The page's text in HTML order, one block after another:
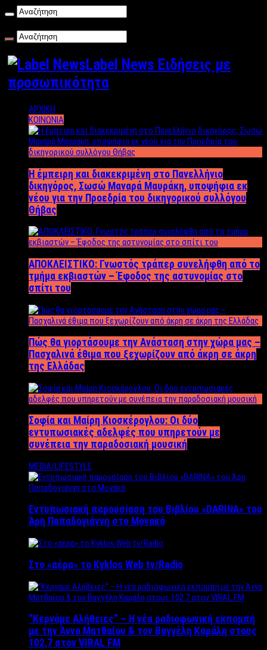
Label News Ειδήσεις με
προσωπικότητα
ΑΡΧΙΚΗ
ΚΟΙΝΩΝΙΑ
Η έμπειρη και διακεκριμένη στο Πανελλήνιο
δικηγόρος, Σωσώ Μαναρά Μαυράκη, υποψήφια εκ
νέου για την Προεδρία του δικηγορικού συλλόγου
Θήβας
ΑΠΟΚΛΕΙΣΤΙΚΟ: Γνωστός τράπερ συνελήφθη από το
τμήμα εκβιαστών – Έφοδος της αστυνομίας στο
σπίτι του
Πώς θα γιορτάσουμε την Ανάσταση στην χώρα μας –
Πασχαλινά έθιμα που ξεχωρίζουν από άκρη σε άκρη
της Ελλάδας
Σοφία και Μαίρη Κιοσκέρογλου: Οι δύο
εντυπωσιακές αδελφές που υπηρετούν με
συνέπεια την παραδοσιακή μουσική
MEDIA/LIFESTYLE
Εντυπωσιακή παρουσίαση του Βιβλίου «DARINA» του
Άρη Παπαδογιάννη στο Μονακό
Στο «αέρα» το Kyklos Web tv/Radio
“Kερνάμε Αλήθειες” – Η νέα ραδιοφωνική εκπομπή
με την Άννα Ματθαίου & τον Βαγγέλη Καράλη στους
102,7 στον VIRAL FM